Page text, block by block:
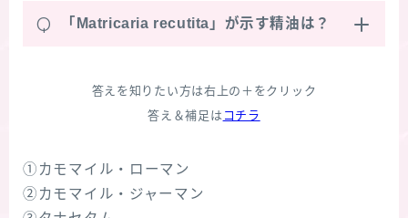
Q 「Matricaria recutita」が示す精油は？
答えを知りたい方は右上の＋をクリック
答え＆補足は コチラ
①カモマイル・ローマン
②カモマイル・ジャーマン